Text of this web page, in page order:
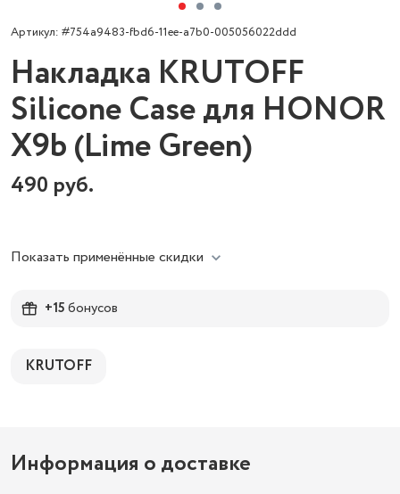
Артикул: #754a9483-fbd6-11ee-a7b0-005056022ddd
Накладка KRUTOFF
Silicone Case для HONOR
X9b (Lime Green)
490 руб.
Показать применённые скидки
+15бонусов
KRUTOFF
Информация о доставке